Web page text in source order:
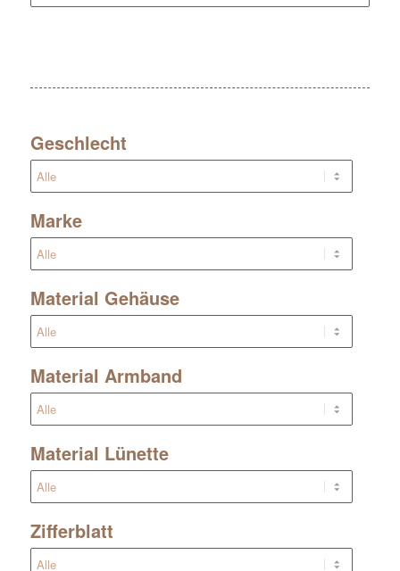
Geschlecht
Marke
Material Gehäuse
Material Armband
Material Lünette
Zifferblatt